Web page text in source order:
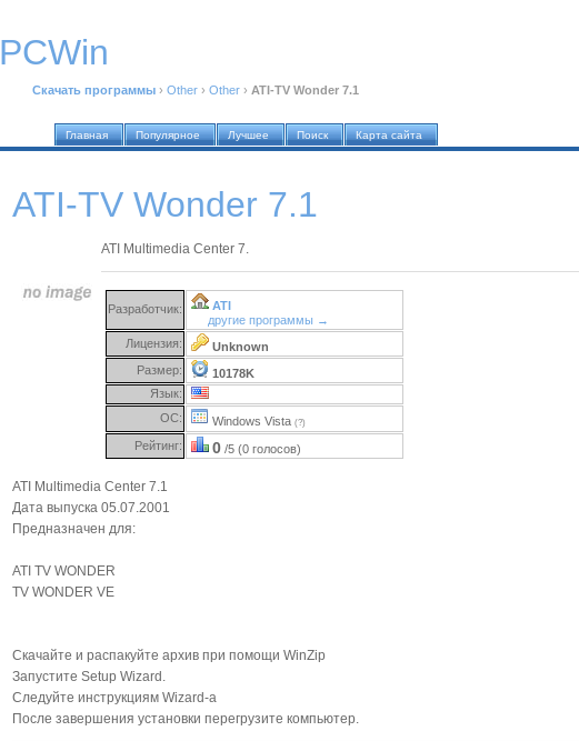
PCWin
Скачать программы › Other › Other › ATI-TV Wonder 7.1
Главная Популярное Лучшее Поиск Карта сайта
ATI-TV Wonder 7.1
ATI Multimedia Center 7.
Разработчик:
ATI
другие программы →
Лицензия:
Unknown
Размер:
10178K
Язык:
ОС:
Windows Vista (?)
Рейтинг: 0 /5 (0 голосов)
ATI Multimedia Center 7.1
Дата выпуска 05.07.2001
Предназначен для:
ATI TV WONDER
TV WONDER VE
Скачайте и распакуйте архив при помощи WinZip
Запустите Setup Wizard.
Следуйте инструкциям Wizard-а
После завершения установки перегрузите компьютер.